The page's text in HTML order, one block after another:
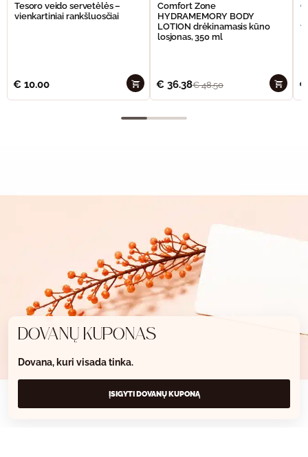
Tesoro veido servetėlės –
vienkartiniai rankšluosčiai
€ 10.00
Comfort Zone
HYDRAMEMORY BODY
LOTION drėkinamasis kūno
losjonas, 350 ml
€ 36.38€48.50 €
DOVANŲ KUPONAS
Dovana, kuri visada tinka.
ĮSIGYTI DOVANŲ KUPONĄ